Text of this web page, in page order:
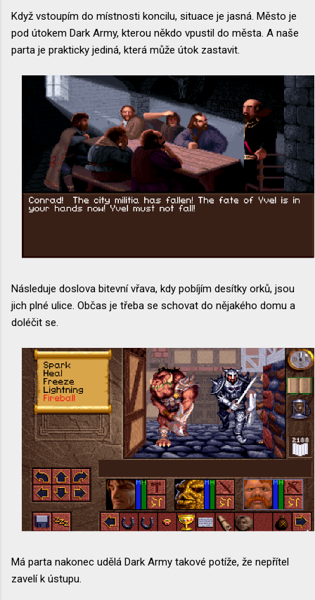
Když vstoupím do místnosti koncilu, situace je jasná. Město je
pod útokem Dark Army, kterou někdo vpustil do města. A naše
parta je prakticky jediná, která může útok zastavit.
Následuje doslova bitevní vřava, kdy pobíjím desítky orků, jsou
jich plné ulice. Občas je třeba se schovat do nějakého domu a
doléčit se.
Má parta nakonec udělá Dark Army takové potíže, že nepřítel
zavelí k ústupu.